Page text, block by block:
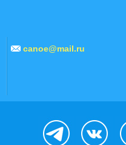
canoe@mail.ru